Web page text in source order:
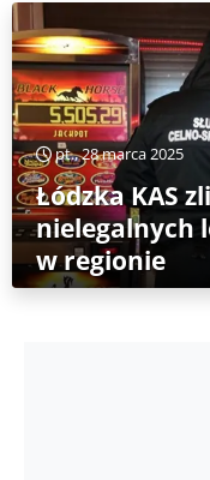
pt., 28 marca 2025
Łódzka KAS
nielegalnych
w regionie